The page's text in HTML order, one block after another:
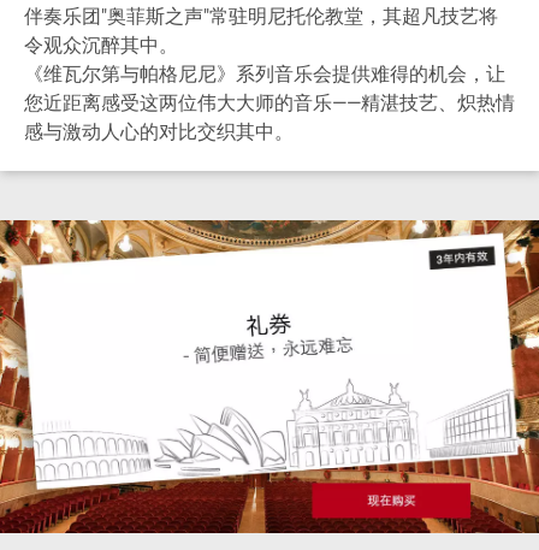
伴奏乐团"奥菲斯之声"常驻明尼托伦教堂，其超凡技艺将
令观众沉醉其中。
《维瓦尔第与帕格尼尼》系列音乐会提供难得的机会，让
您近距离感受这两位伟大大师的音乐——精湛技艺、炽热情
感与激动人心的对比交织其中。